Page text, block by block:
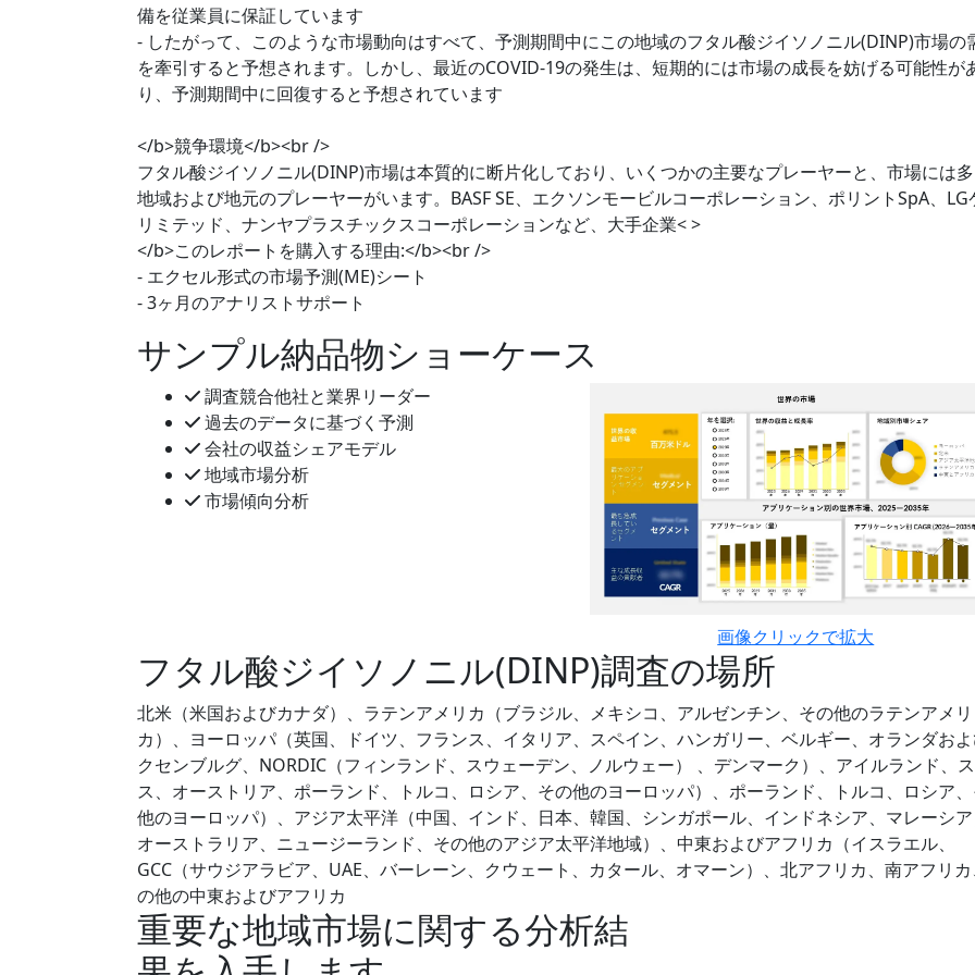
備を従業員に保証しています
- したがって、このような市場動向はすべて、予測期間中にこの地域のフタル酸ジイソノニル(DINP)市場の
を牽引すると予想されます。しかし、最近のCOVID-19の発生は、短期的には市場の成長を妨げる可能性が
り、予測期間中に回復すると予想されています
</b>競争環境</b><br />
フタル酸ジイソノニル(DINP)市場は本質的に断片化しており、いくつかの主要なプレーヤーと、市場には
地域および地元のプレーヤーがいます。BASF SE、エクソンモービルコーポレーション、ポリントSpA、LG
リミテッド、ナンヤプラスチックスコーポレーションなど、大手企業< >
</b>このレポートを購入する理由:</b><br />
- エクセル形式の市場予測(ME)シート
- 3ヶ月のアナリストサポート
サンプル納品物ショーケース
調査競合他社と業界リーダー
過去のデータに基づく予測
会社の収益シェアモデル
地域市場分析
市場傾向分析
画像クリックで拡大
フタル酸ジイソノニル(DINP)調査の場所
北米（米国およびカナダ）、ラテンアメリカ（ブラジル、メキシコ、アルゼンチン、その他のラテンアメリ
カ）、ヨーロッパ（英国、ドイツ、フランス、イタリア、スペイン、ハンガリー、ベルギー、オランダお
クセンブルグ、NORDIC（フィンランド、スウェーデン、ノルウェー） 、デンマーク）、アイルランド、
ス、オーストリア、ポーランド、トルコ、ロシア、その他のヨーロッパ）、ポーランド、トルコ、ロシア
他のヨーロッパ）、アジア太平洋（中国、インド、日本、韓国、シンガポール、インドネシア、マレーシア
オーストラリア、ニュージーランド、その他のアジア太平洋地域）、中東およびアフリカ（イスラエル、
GCC（サウジアラビア、UAE、バーレーン、クウェート、カタール、オマーン）、北アフリカ、南アフリ
の他の中東およびアフリカ
重要な地域市場に関する分析結